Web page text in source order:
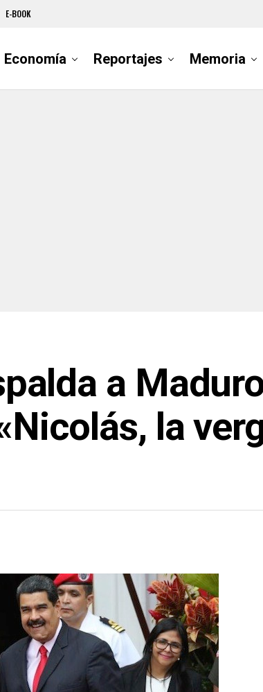
E-BOOK
Economía Reportajes Memoria
a
la